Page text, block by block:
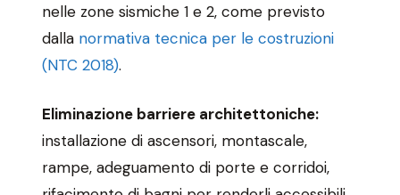
nelle zone sismiche 1 e 2, come previsto
dalla normativa tecnica per le costruzioni
(NTC 2018).
Eliminazione barriere architettoniche:
installazione di ascensori, montascale,
rampe, adeguamento di porte e corridoi,